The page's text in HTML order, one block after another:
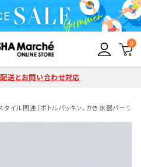
0
送とお問い合わせ対応
タイル関連（ボトルパッキン、かき氷器パーツ）